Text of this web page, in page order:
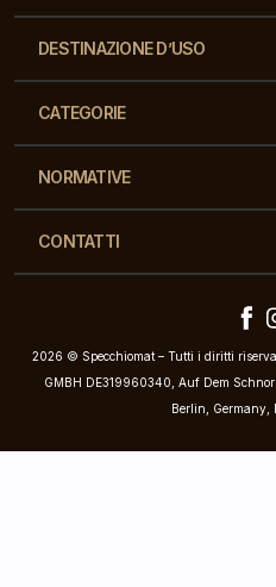
DESTINAZIONE D’USO
CATEGORIE
NORMATIVE
CONTATTI
2026 © Specchiomat – Tutti i diritti
GMBH DE319960340, Auf Dem
Berlin, Germany,